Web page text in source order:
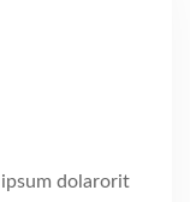
ipsum dolarorit